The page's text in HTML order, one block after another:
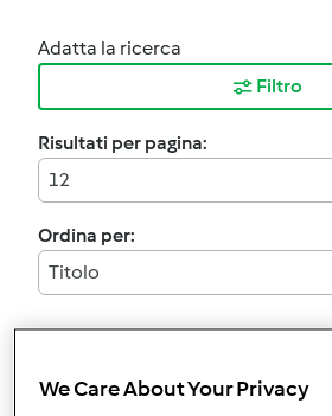
Adatta la ricerca
Filtro
Risultati per pagina:
12
Ordina per:
Titolo
IMPASTO X
We Care About Your Privacy